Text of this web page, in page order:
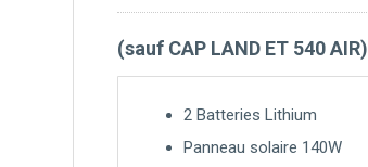
(sauf CAP LAND ET 540 AIR)
2 Batteries Lithium
Panneau solaire 140W